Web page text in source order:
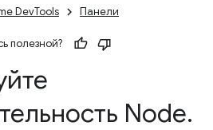
DevTools Панели
полезной?
Node.